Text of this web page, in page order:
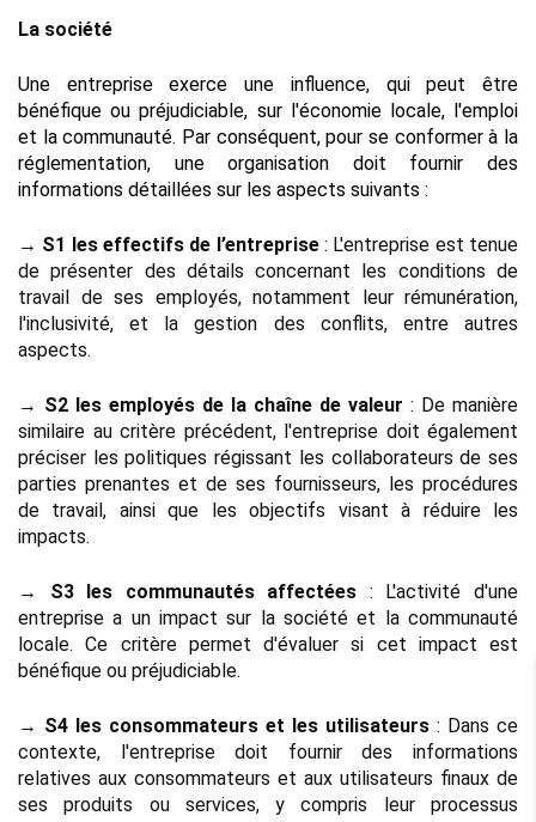
La société
Une entreprise exerce une influence, qui peut être
bénéfique ou préjudiciable, sur l'économie locale, l'emploi
et la communauté. Par conséquent, pour se conformer à la
réglementation, une organisation doit fournir des
informations détaillées sur les aspects suivants :
→ S1 les effectifs de l’entreprise : L'entreprise est tenue
de présenter des détails concernant les conditions de
travail de ses employés, notamment leur rémunération,
l'inclusivité, et la gestion des conflits, entre autres
aspects.
→ S2 les employés de la chaîne de valeur : De manière
similaire au critère précédent, l'entreprise doit également
préciser les politiques régissant les collaborateurs de ses
parties prenantes et de ses fournisseurs, les procédures
de travail, ainsi que les objectifs visant à réduire les
impacts.
→ S3 les communautés affectées : L'activité d'une
entreprise a un impact sur la société et la communauté
locale. Ce critère permet d'évaluer si cet impact est
bénéfique ou préjudiciable.
→ S4 les consommateurs et les utilisateurs : Dans ce
contexte, l'entreprise doit fournir des informations
relatives aux consommateurs et aux utilisateurs finaux de
ses produits ou services, y compris leur processus